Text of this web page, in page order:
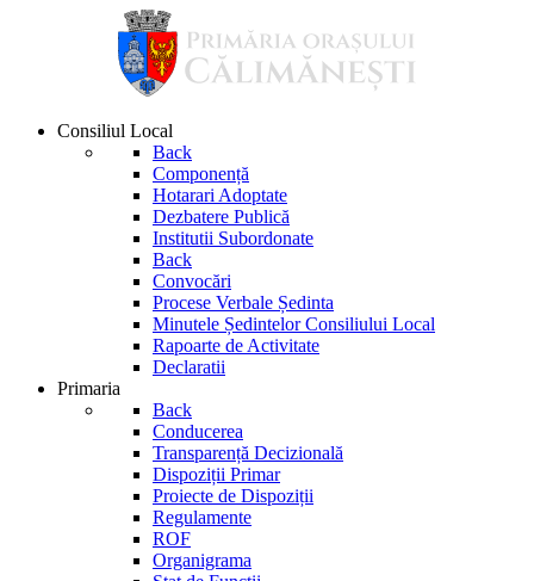
Consiliul Local
Back
Componență
Hotarari Adoptate
Dezbatere Publică
Institutii Subordonate
Back
Convocări
Procese Verbale Ședinta
Minutele Ședintelor Consiliului Local
Rapoarte de Activitate
Declaratii
Primaria
Back
Conducerea
Transparență Decizională
Dispoziții Primar
Proiecte de Dispoziții
Regulamente
ROF
Organigrama